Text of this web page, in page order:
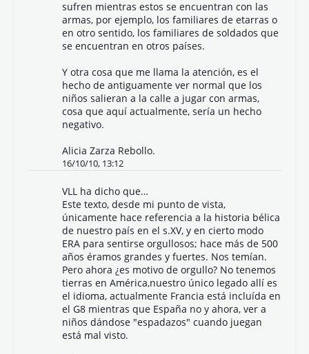
sufren mientras estos se encuentran con las
armas, por ejemplo, los familiares de etarras o
en otro sentido, los familiares de soldados que
se encuentran en otros países.
Y otra cosa que me llama la atención, es el
hecho de antiguamente ver normal que los
niños salieran a la calle a jugar con armas,
cosa que aquí actualmente, sería un hecho
negativo.
Alicia Zarza Rebollo.
16/10/10, 13:12
VLL ha dicho que…
Este texto, desde mi punto de vista,
únicamente hace referencia a la historia bélica
de nuestro país en el s.XV, y en cierto modo
ERA para sentirse orgullosos; hace más de 500
años éramos grandes y fuertes. Nos temían.
Pero ahora ¿es motivo de orgullo? No tenemos
tierras en América,nuestro único legado allí es
el idioma, actualmente Francia está incluída en
el G8 mientras que España no y ahora, ver a
niños dándose "espadazos" cuando juegan
está mal visto.